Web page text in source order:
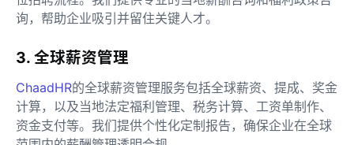
询，帮助企业吸引并留住关键人才。
3. 全球薪资管理
ChaadHR的全球薪资管理服务包括全球薪资、提成、奖金
计算，以及当地法定福利管理、税务计算、工资单制作、
资金支付等。我们提供个性化定制报告，确保企业在全球